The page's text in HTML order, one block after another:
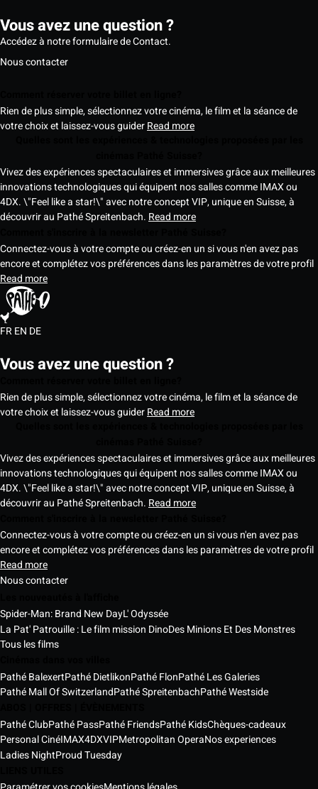
Vous avez une question ?
Accédez à notre formulaire de Contact.
Nous contacter
Rien de plus simple, sélectionnez votre cinéma, le film et la séance de
votre choix et laissez-vous guiderRead more
Vivez des expériences spectaculaires et immersives grâce aux meilleures
innovations technologiques qui équipent nos salles comme IMAX ou
4DX. \"Feel like a star!\" avec notre concept VIP, unique en Suisse, à
découvrir au Pathé Spreitenbach. Read more
Connectez-vous à votre compte ou créez-en un si vous n'en avez pas
encore et complétez vos préférences dans les paramètres de votre profil
Read more
FREN DE
Vous avez une question ?
Rien de plus simple, sélectionnez votre cinéma, le film et la séance de
votre choix et laissez-vous guiderRead more
Vivez des expériences spectaculaires et immersives grâce aux meilleures
innovations technologiques qui équipent nos salles comme IMAX ou
4DX. \"Feel like a star!\" avec notre concept VIP, unique en Suisse, à
découvrir au Pathé Spreitenbach. Read more
Connectez-vous à votre compte ou créez-en un si vous n'en avez pas
encore et complétez vos préférences dans les paramètres de votre profil
Read more
Nous contacter
Spider-Man: Brand New DayL' Odyssée
La Pat' Patrouille : Le film mission DinoDes Minions Et Des Monstres
Tous les films
Pathé BalexertPathé DietlikonPathé FlonPathé Les Galeries
Pathé Mall Of SwitzerlandPathé SpreitenbachPathé Westside
Pathé ClubPathé PassPathé FriendsPathé KidsChèques-cadeaux
Personal CinéIMAX4DXVIPMetropolitan OperaNos experiences
Ladies NightProud Tuesday